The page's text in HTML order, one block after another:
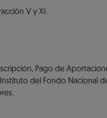
V y XI.
Pago de
del Fondo Nacional